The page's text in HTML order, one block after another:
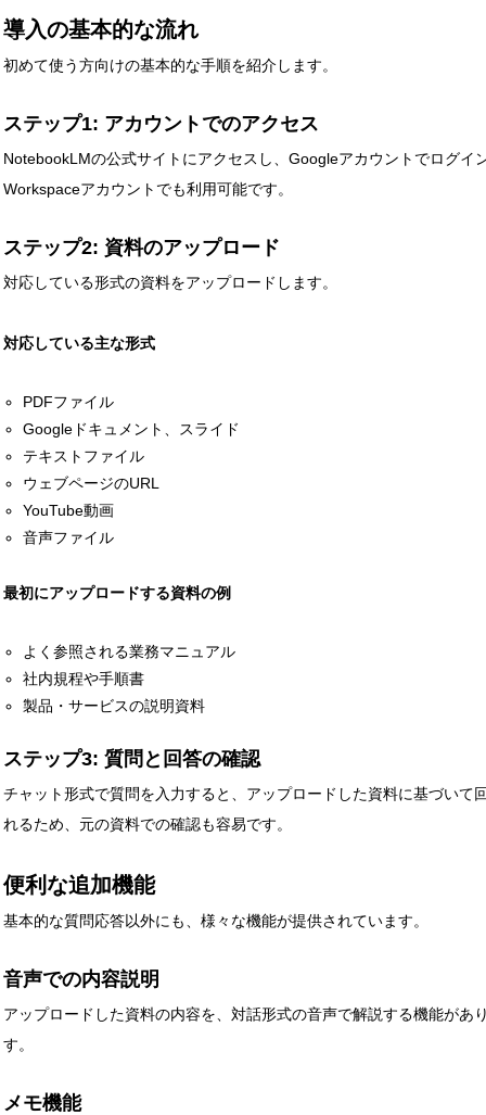
導入の基本的な流れ
初めて使う方向けの基本的な手順を紹介します。
ステップ1: アカウントでのアクセス
NotebookLMの公式サイトにアクセスし、Googleアカウントでログイ
Workspaceアカウントでも利用可能です。
ステップ2: 資料のアップロード
対応している形式の資料をアップロードします。
対応している主な形式
PDFファイル
Googleドキュメント、スライド
テキストファイル
ウェブページのURL
YouTube動画
音声ファイル
最初にアップロードする資料の例
よく参照される業務マニュアル
社内規程や手順書
製品・サービスの説明資料
ステップ3: 質問と回答の確認
チャット形式で質問を入力すると、アップロードした資料に基づい
れるため、元の資料での確認も容易です。
便利な追加機能
基本的な質問応答以外にも、様々な機能が提供されています。
音声での内容説明
アップロードした資料の内容を、対話形式の音声で解説する機能が
す。
メモ機能